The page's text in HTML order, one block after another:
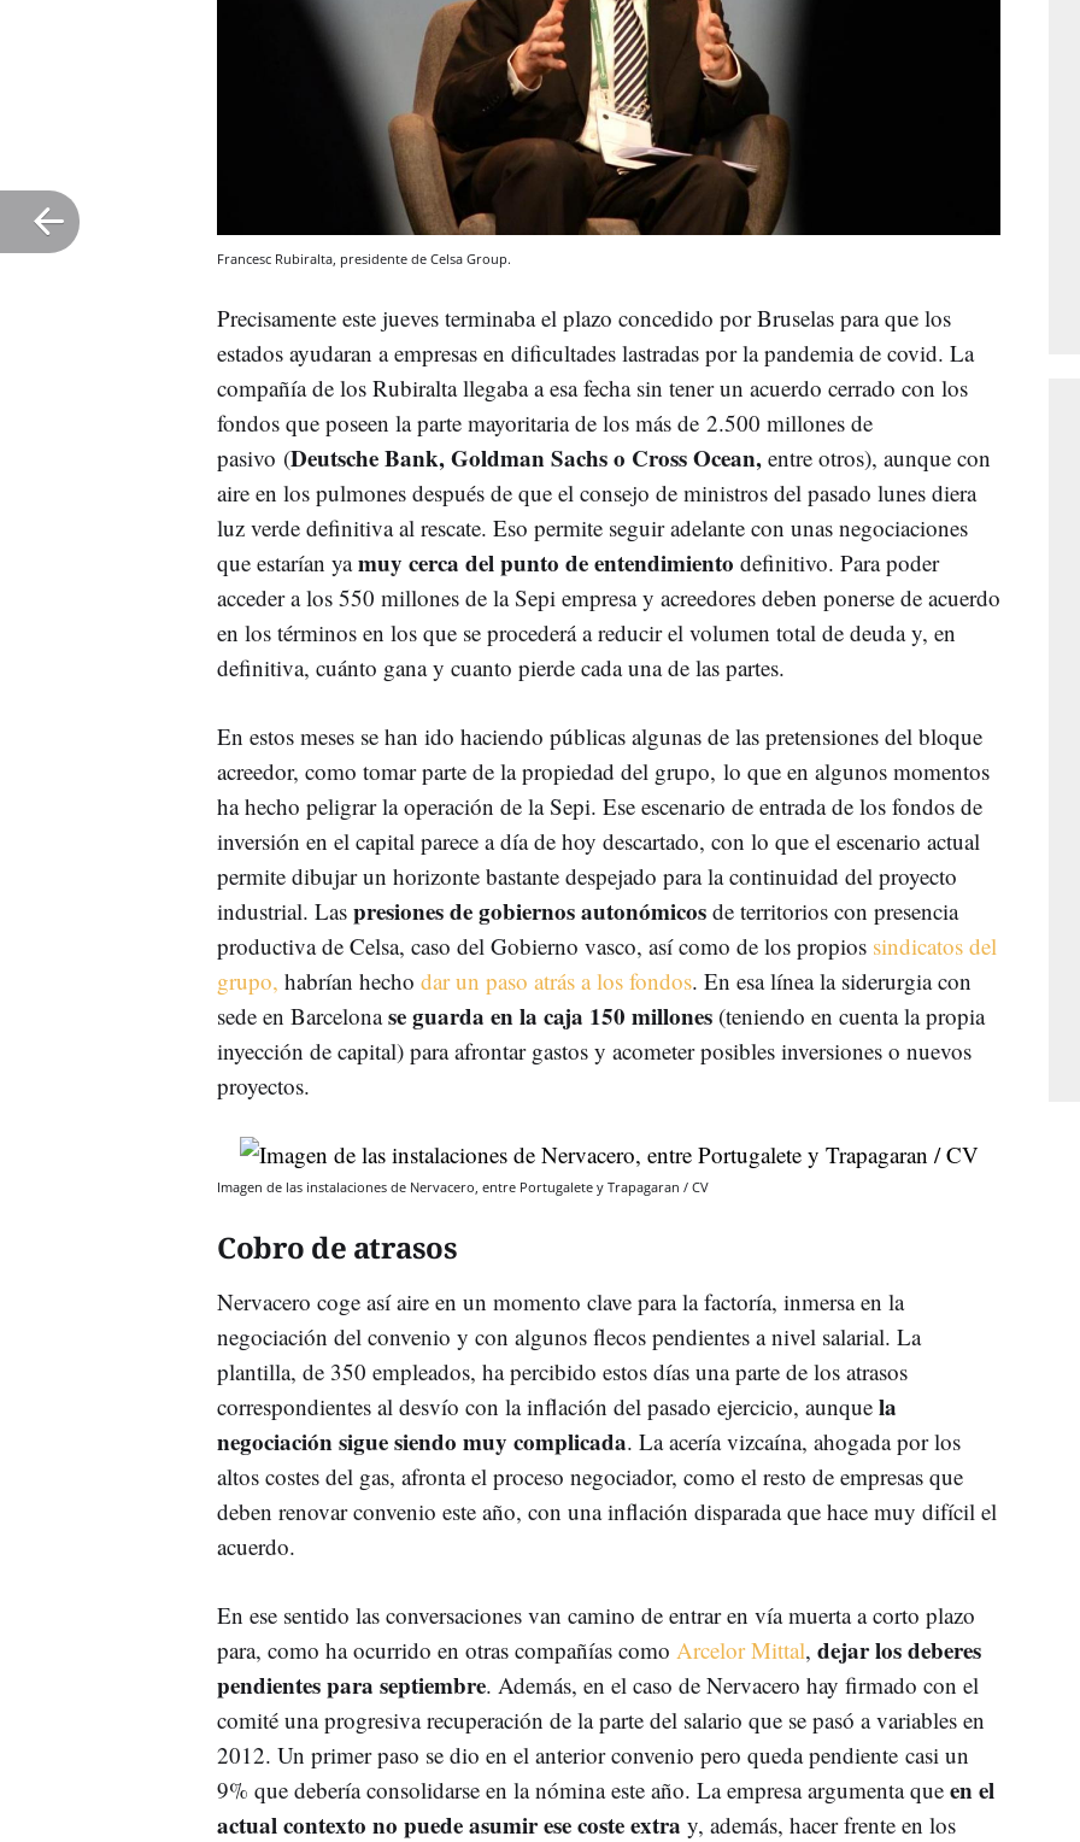
Francesc Rubiralta, presidente de Celsa Group.
Precisamente este jueves terminaba el plazo concedido por Bruselas para que los
estados ayudaran a empresas en dificultades lastradas por la pandemia de covid. La
compañía de los Rubiralta llegaba a esa fecha sin tener un acuerdo cerrado con los
fondos que poseen la parte mayoritaria de los más de 2.500 millones de
pasivo (Deutsche Bank, Goldman Sachs o Cross Ocean, entre otros), aunque con
aire en los pulmones después de que el consejo de ministros del pasado lunes diera
luz verde definitiva al rescate. Eso permite seguir adelante con unas negociaciones
que estarían yamuy cerca del punto de entendimiento definitivo. Para poder
acceder a los 550 millones de la Sepi empresa y acreedores deben ponerse de acuerdo
en los términos en los que se procederá a reducir el volumen total de deuda y, en
definitiva, cuánto gana y cuanto pierde cada una de las partes.
En estos meses se han ido haciendo públicas algunas de las pretensiones del bloque
acreedor, como tomar parte de la propiedad del grupo, lo que en algunos momentos
ha hecho peligrar la operación de la Sepi. Ese escenario de entrada de los fondos de
inversión en el capital parece a día de hoy descartado, con lo que el escenario actual
permite dibujar un horizonte bastante despejado para la continuidad del proyecto
industrial. Las presiones de gobiernos autonómicos de territorios con presencia
productiva de Celsa, caso del Gobierno vasco, así como de los propios sindicatos del
grupo, habrían hecho dar un paso atrás a los fondos. En esa línea la siderurgia con
sede en Barcelonase guarda en la caja 150 millones (teniendo en cuenta la propia
inyección de capital) para afrontar gastos y acometer posibles inversiones o nuevos
proyectos.
Imagen de las instalaciones de Nervacero, entre Portugalete y Trapagaran / CV
Cobro de atrasos
Nervacero coge así aire en un momento clave para la factoría, inmersa en la
negociación del convenio y con algunos flecos pendientes a nivel salarial. La
plantilla, de 350 empleados, ha percibido estos días una parte de los atrasos
correspondientes al desvío con la inflación del pasado ejercicio, aunque la
negociación sigue siendo muy complicada. La acería vizcaína, ahogada por los
altos costes del gas, afronta el proceso negociador, como el resto de empresas que
deben renovar convenio este año, con una inflación disparada que hace muy difícil el
acuerdo.
En ese sentido las conversaciones van camino de entrar en vía muerta a corto plazo
para, como ha ocurrido en otras compañías como Arcelor Mittal, dejar los deberes
pendientes para septiembre. Además, en el caso de Nervacero hay firmado con el
comité una progresiva recuperación de la parte del salario que se pasó a variables en
2012. Un primer paso se dio en el anterior convenio pero queda pendiente casi un
9% que debería consolidarse en la nómina este año. La empresa argumenta que en el
actual contexto no puede asumir ese coste extra y, además, hacer frente en los